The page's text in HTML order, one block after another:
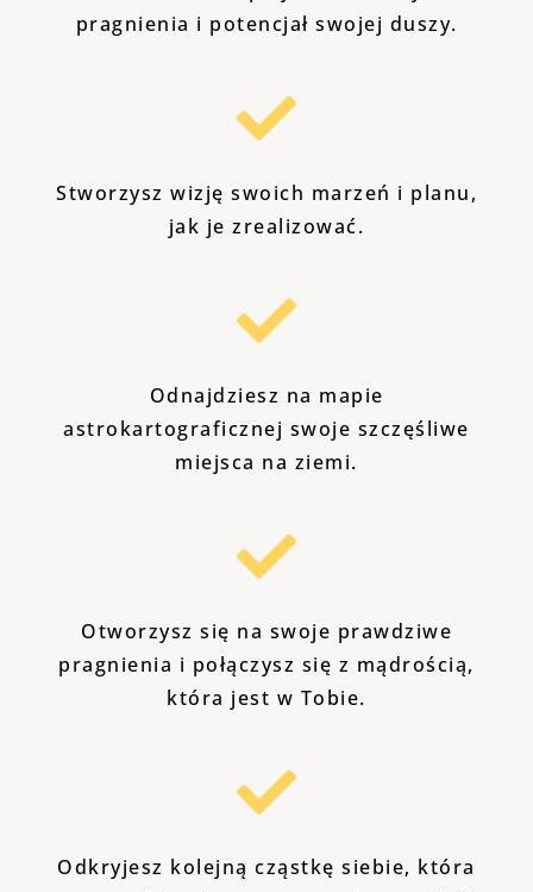
pragnienia i potencjał swojej duszy.
Stworzysz wizję swoich marzeń i planu,
jak je zrealizować.
Odnajdziesz na mapie
astrokartograficznej swoje szczęśliwe
miejsca na ziemi.
Otworzysz się na swoje prawdziwe
pragnienia i połączysz się z mądrością,
która jest w Tobie.
Odkryjesz kolejną cząstkę siebie, która